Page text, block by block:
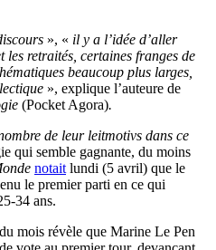
», « il y a l’idée d’aller
les retraités, certaines franges de
beaucoup plus larges,
», explique l’auteure de
(Pocket Agora).
de leur leitmotivs dans ce
qui semble gagnante, du moins
notait lundi (5 avril) que le
le premier parti en ce qui
34 ans.
mois révèle que Marine Le Pen